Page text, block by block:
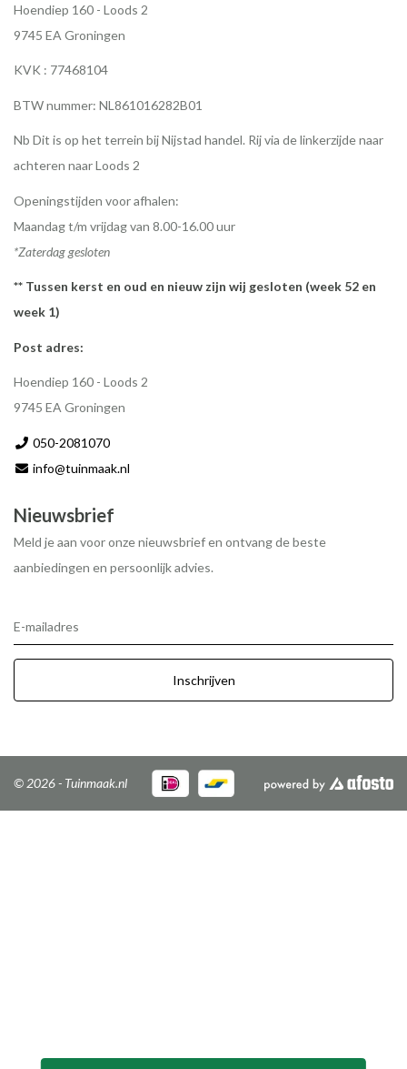
Hoendiep 160 - Loods 2
9745 EA Groningen
KVK : 77468104
BTW nummer: NL861016282B01
Nb Dit is op het terrein bij Nijstad handel. Rij via de linkerzijde naar
achteren naar Loods 2
Openingstijden voor afhalen:
Maandag t/m vrijdag van 8.00-16.00 uur
*Zaterdag gesloten
** Tussen kerst en oud en nieuw zijn wij gesloten (week 52 en
week 1)
Post adres:
Hoendiep 160 - Loods 2
9745 EA Groningen
050-2081070
info@tuinmaak.nl
Nieuwsbrief
Meld je aan voor onze nieuwsbrief en ontvang de beste
aanbiedingen en persoonlijk advies.
E-mailadres
Inschrijven
© 2026 - Tuinmaak.nl